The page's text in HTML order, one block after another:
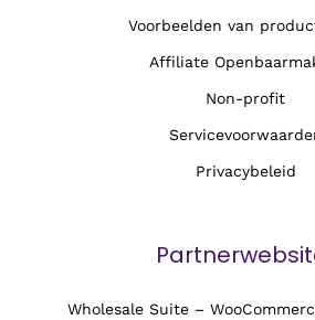
Voorbeelden van
Affiliate
Non-profit
Privacybeleid
Wholesale Suite –